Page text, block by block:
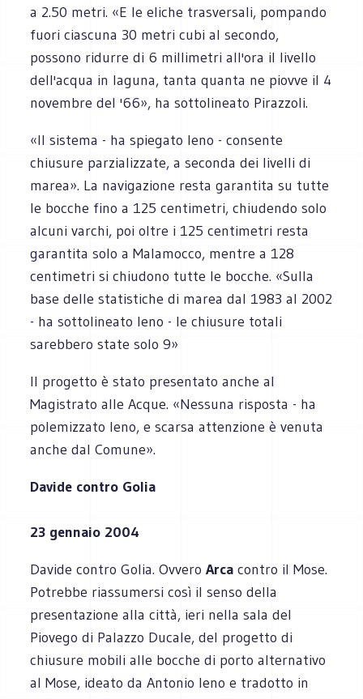
a 2.50 metri. «E le eliche trasversali, pompando
fuori ciascuna 30 metri cubi al secondo,
possono ridurre di 6 millimetri all'ora il livello
dell'acqua in laguna, tanta quanta ne piovve il 4
novembre del '66», ha sottolineato Pirazzoli.
«Il sistema - ha spiegato Ieno - consente
chiusure parzializzate, a seconda dei livelli di
marea». La navigazione resta garantita su tutte
le bocche fino a 125 centimetri, chiudendo solo
alcuni varchi, poi oltre i 125 centimetri resta
garantita solo a Malamocco, mentre a 128
centimetri si chiudono tutte le bocche. «Sulla
base delle statistiche di marea dal 1983 al 2002
- ha sottolineato Ieno - le chiusure totali
sarebbero state solo 9»
Il progetto è stato presentato anche al
Magistrato alle Acque. «Nessuna risposta - ha
polemizzato Ieno, e scarsa attenzione è venuta
anche dal Comune».
Davide contro Golia
23 gennaio 2004
Davide contro Golia. OvveroArca contro il Mose.
Potrebbe riassumersi così il senso della
presentazione alla città, ieri nella sala del
Piovego di Palazzo Ducale, del progetto di
chiusure mobili alle bocche di porto alternativo
al Mose, ideato da Antonio Ieno e tradotto in